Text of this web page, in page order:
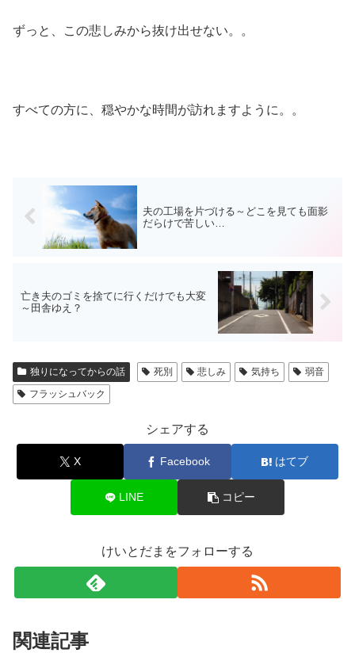
ずっと、この悲しみから抜け出せない。。
すべての方に、穏やかな時間が訪れますように。。
夫の工場を片づける～どこを見ても面影
だらけで苦しい…
亡き夫のゴミを捨てに行くだけでも大変
～田舎ゆえ？
独りになってからの話 死別 悲しみ 気持ち
弱音
フラッシュバック
シェアする
X Facebook はてブ
LINE コピー
けいとだまをフォローする
関連記事